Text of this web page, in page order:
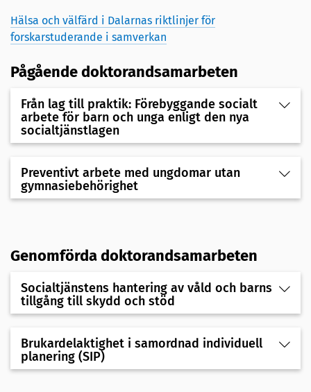
Hälsa och välfärd i Dalarnas riktlinjer för
forskarstuderande i samverkan
Pågående doktorandsamarbeten
Från lag till praktik: Förebyggande socialt
arbete för barn och unga enligt den nya
socialtjänstlagen
Preventivt arbete med ungdomar utan
gymnasiebehörighet
Genomförda doktorandsamarbeten
Socialtjänstens hantering av våld och barns
tillgång till skydd och stöd
Brukardelaktighet i samordnad individuell
planering (SIP)